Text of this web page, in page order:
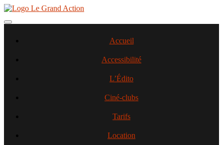
Aller
contenu
Toggle navigation
Accueil
Accessibilité
L’Édito
Ciné-clubs
Tarifs
Location